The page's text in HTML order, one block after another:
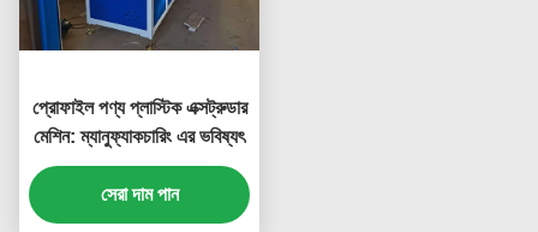
প্রোফাইল পণ্য প্লাস্টিক এক্সট্রুডার
মেশিন: ম্যানুফ্যাকচারিং এর ভবিষ্যৎ
সেরা দাম পান